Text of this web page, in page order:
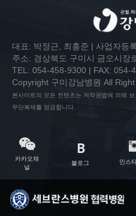
대표: 박정근, 최홍준 | 사업자등
주소: 경상북도 구미시 금오시장
TEL: 054-458-9300 | FAX: 054-
Copyright 구미강남병원 All Right
본사이트의 모든 컨텐츠는 저작권법에 의해
무단복제를 엄금합니다.
카카오채
널
블로그 인스